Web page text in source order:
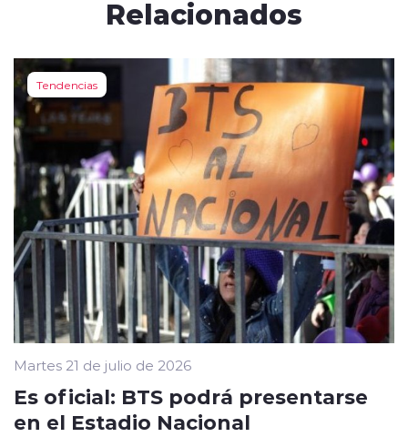
Relacionados
Tendencias
Martes 21 de julio de 2026
Es oficial: BTS podrá presentarse
en el Estadio Nacional